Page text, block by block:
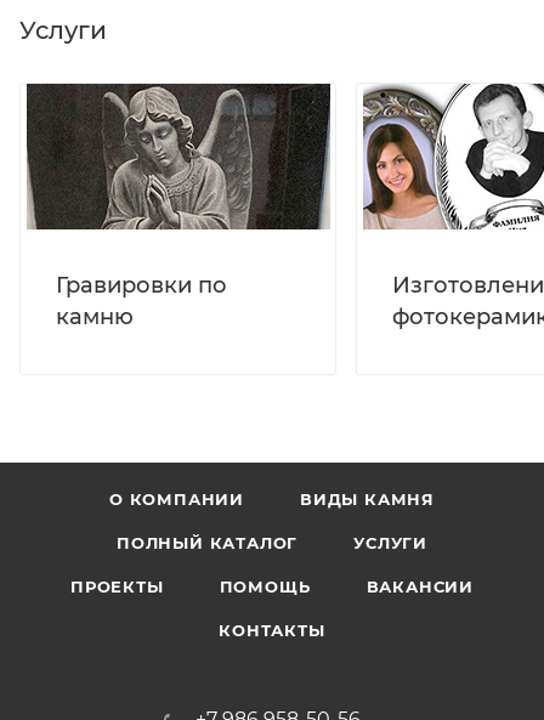
Услуги
Гравировки по
камню
О КОМПАНИИ ВИДЫ КАМНЯ
ПОЛНЫЙ КАТАЛОГ УСЛУГИ
ПРОЕКТЫ ПОМОЩЬ ВАКАНСИИ
КОНТАКТЫ